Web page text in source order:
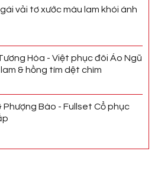
vải tơ xước màu lam khói ánh
Hòa - Việt phục đôi Áo Ngũ
& hồng tím dệt chìm
Phượng Bào - Fullset Cổ phục